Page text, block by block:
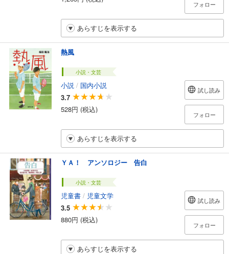
フォロー
あらすじを表示する
熱風
小説・文芸
小説 / 国内小説
3.7
528円 (税込)
試し読み
フォロー
あらすじを表示する
ＹＡ！ アンソロジー 告白
小説・文芸
児童書 / 児童文学
3.5
880円 (税込)
試し読み
フォロー
あらすじを表示する